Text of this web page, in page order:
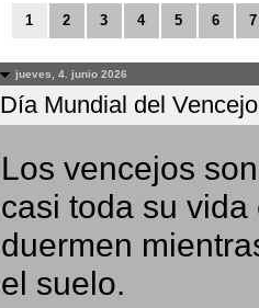
1 2 3 4 5 6 7
jueves, 4. junio 2026
Día Mundial del
Los vencejos
casi toda su
duermen
el suelo.